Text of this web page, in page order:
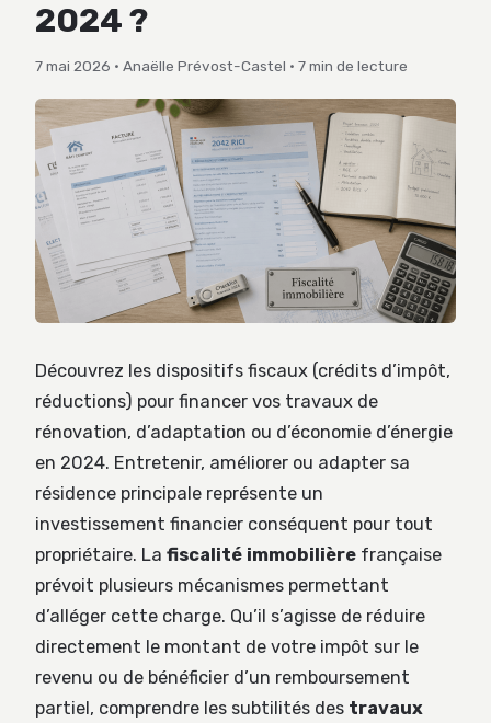
2024 ?
7 mai 2026 · Anaëlle Prévost-Castel · 7 min de lecture
Découvrez les dispositifs fiscaux (crédits d’impôt,
réductions) pour financer vos travaux de
rénovation, d’adaptation ou d’économie d’énergie
en 2024. Entretenir, améliorer ou adapter sa
résidence principale représente un
investissement financier conséquent pour tout
propriétaire. La fiscalité immobilière française
prévoit plusieurs mécanismes permettant
d’alléger cette charge. Qu’il s’agisse de réduire
directement le montant de votre impôt sur le
revenu ou de bénéficier d’un remboursement
partiel, comprendre les subtilités des travaux